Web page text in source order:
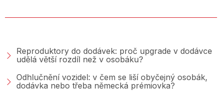
Reproduktory do dodávek: proč upgrade v dodávce
udělá větší rozdíl než v osobáku?
Odhlučnění vozidel: v čem se liší obyčejný osobák,
dodávka nebo třeba německá prémiovka?